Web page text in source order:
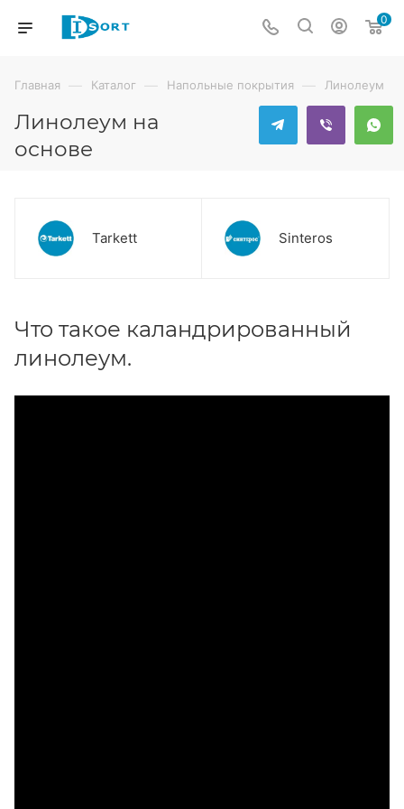
0
Главная — Каталог — Напольные покрытия — Линолеум
Линолеум на
основе
Tarkett Sinteros
Что такое каландрированный
линолеум.